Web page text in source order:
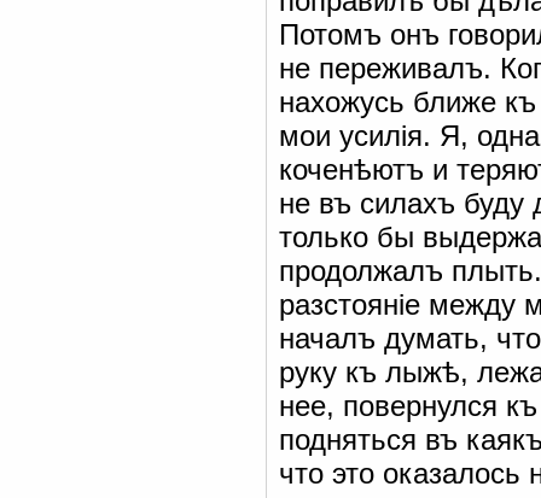
Потомъ онъ
не переживалъ.
нахожусь ближе
мои усилія. Я,
коченѣютъ и
не въ силахъ буду
только бы
продолжалъ
разстояніе между
началъ думать,
руку къ лыжѣ,
нее, повернулся
подняться въ
что это